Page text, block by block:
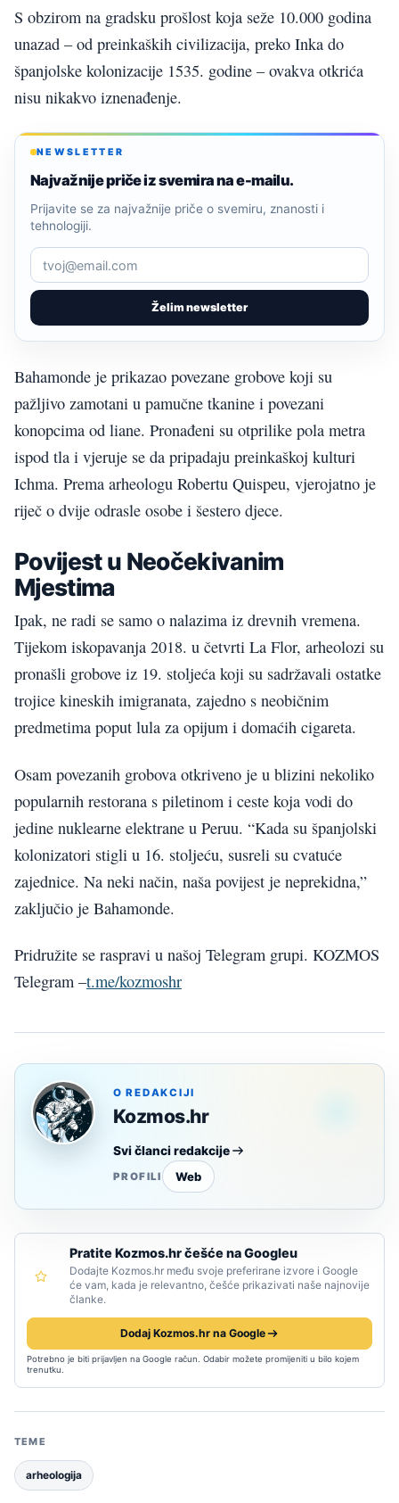
S obzirom na gradsku prošlost koja seže 10.000 godina
unazad – od preinkaških civilizacija, preko Inka do
španjolske kolonizacije 1535. godine – ovakva otkrića
nisu nikakvo iznenađenje.
NEWSLETTER
Najvažnije priče iz svemira na e-mailu.
Želim newsletter
Prijavite se za najvažnije priče o svemiru, znanosti i
tehnologiji.
Bahamonde je prikazao povezane grobove koji su
pažljivo zamotani u pamučne tkanine i povezani
konopcima od liane. Pronađeni su otprilike pola metra
ispod tla i vjeruje se da pripadaju preinkaškoj kulturi
Ichma. Prema arheologu Robertu Quispeu, vjerojatno je
riječ o dvije odrasle osobe i šestero djece.
Povijest u Neočekivanim
Mjestima
Ipak, ne radi se samo o nalazima iz drevnih vremena.
Tijekom iskopavanja 2018. u četvrti La Flor, arheolozi su
pronašli grobove iz 19. stoljeća koji su sadržavali ostatke
trojice kineskih imigranata, zajedno s neobičnim
predmetima poput lula za opijum i domaćih cigareta.
Osam povezanih grobova otkriveno je u blizini nekoliko
popularnih restorana s piletinom i ceste koja vodi do
jedine nuklearne elektrane u Peruu. “Kada su španjolski
kolonizatori stigli u 16. stoljeću, susreli su cvatuće
zajednice. Na neki način, naša povijest je neprekidna,”
zaključio je Bahamonde.
Pridružite se raspravi u našoj Telegram grupi. KOZMOS
Telegram –t.me/kozmoshr
O REDAKCIJI
Kozmos.hr
Svi članci redakcije
PROFILI Web
Pratite Kozmos.hr češće na Googleu
Dodajte Kozmos.hr među svoje preferirane izvore i Google
će vam, kada je relevantno, češće prikazivati naše najnovije
članke.
Dodaj Kozmos.hr na Google
Potrebno je biti prijavljen na Google račun. Odabir možete promijeniti u bilo kojem
trenutku.
TEME
arheologija